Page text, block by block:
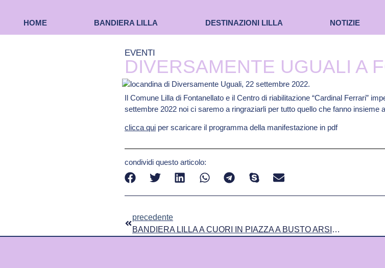
HOME BANDIERA LILLA DESTINAZIONI LILLA NOTIZIE
EVENTI
DIVERSAMENTE UGUALI A
Il Comune Lilla di Fontanellato e il Centro di riabilitazione “Cardinal Ferrari”
settembre 2022 noi ci saremo a ringraziarli per tutto quello che fanno insieme
clicca qui per scaricare il programma della manifestazione in pdf
condividi questo articolo:
precedente
BANDIERA LILLA A CUORI IN PIAZZA A BUSTO ARSIZIO